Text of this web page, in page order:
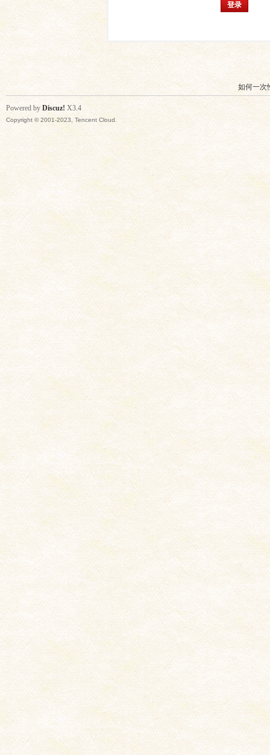
登录
如何一次
Powered by Discuz! X3.4
Copyright © 2001-2023, Tencent Cloud.